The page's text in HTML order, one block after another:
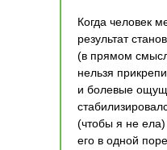
Когда человек
результат
(в прямом
нельзя
и болевые
(чтобы я не
его в одной